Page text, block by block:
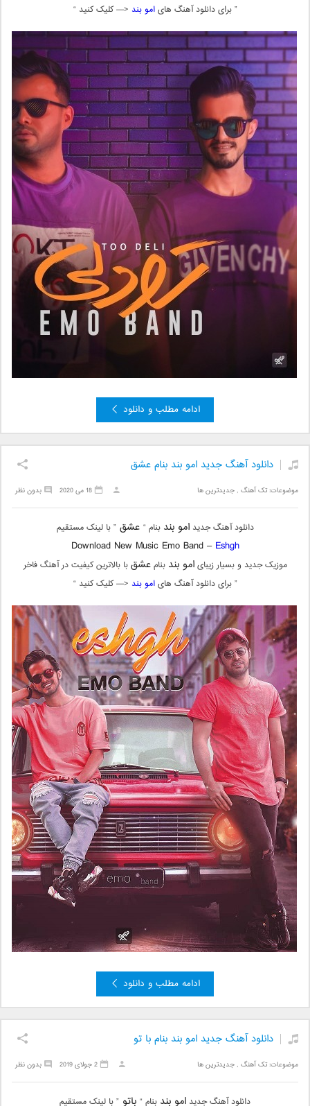
” برای دانلود آهنگ هایامو بند <— کلیک کنید “
ادامه مطلب و دانلود
دانلود آهنگ جدید امو بند بنام عشق
موضوعات:تک آهنگ ,جدیدترین ها بدون نظر 18 می 2020
دانلود آهنگ جدیدامو بند بنام “ عشق” با لینک مستقیم
Download New Music Emo Band – Eshgh
موزیک جدید و بسیار زیبایامو بند بنامعشق با بالاترین کیفیت در آهنگ فاخر
” برای دانلود آهنگ هایامو بند <— کلیک کنید “
ادامه مطلب و دانلود
دانلود آهنگ جدید امو بند بنام با تو
موضوعات:تک آهنگ ,جدیدترین ها بدون نظر 2 جولای 2019
دانلود آهنگ جدید امو بند بنام “ باتو ” با لینک مستقیم